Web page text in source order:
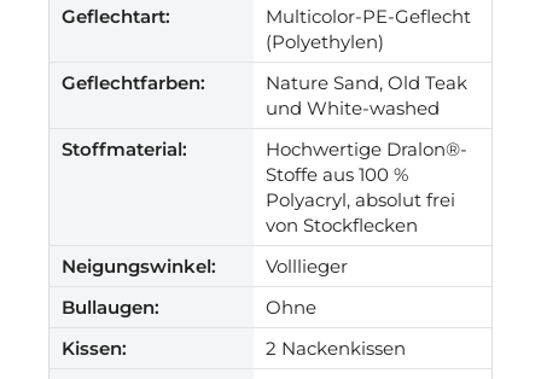
Geflechtart:
Multicolor-PE-Geflecht
(Polyethylen)
Geflechtfarben:
Nature Sand, Old Teak
und White-washed
Stoffmaterial:
Hochwertige Dralon®-
Stoffe aus 100 %
Polyacryl, absolut frei
von Stockflecken
Neigungswinkel:
Volllieger
Bullaugen:
Ohne
Kissen:
2 Nackenkissen